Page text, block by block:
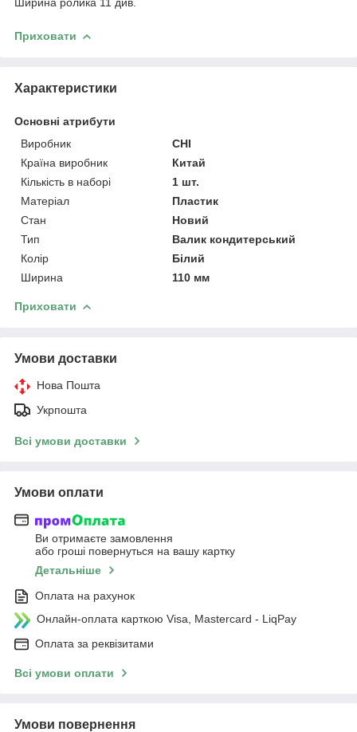
Приховати
Характеристики
Основні атрибути
Виробник
CHI
Країна виробник
Китай
Кількість в наборі
1 шт.
Матеріал
Пластик
Стан
Новий
Тип
Валик кондитерський
Колір
Білий
Ширина
110 мм
Приховати
Умови доставки
Нова Пошта
Укрпошта
Всі умови доставки
Умови оплати
Ви отримаєте замовлення
або гроші повернуться на вашу картку
Детальніше
Оплата на рахунок
Онлайн-оплата карткою Visa, Mastercard - LiqPay
Оплата за реквізитами
Всі умови оплати
Умови повернення